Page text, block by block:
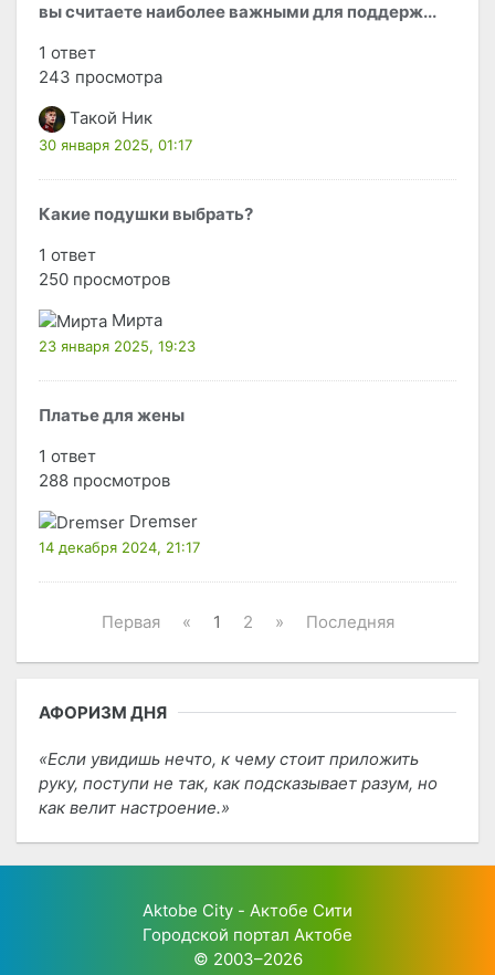
вы считаете наиболее важными для поддерж...
1 ответ
243 просмотра
Такой Ник
30 января 2025, 01:17
Какие подушки выбрать?
1 ответ
250 просмотров
Мирта
23 января 2025, 19:23
Платье для жены
1 ответ
288 просмотров
Dremser
14 декабря 2024, 21:17
Первая « 1 2 » Последняя
АФОРИЗМ ДНЯ
Если увидишь нечто, к чему стоит приложить
руку, поступи не так, как подсказывает разум, но
как велит настроение.
Aktobe City - Актобе Сити
Городской портал Актобе
© 2003–2026